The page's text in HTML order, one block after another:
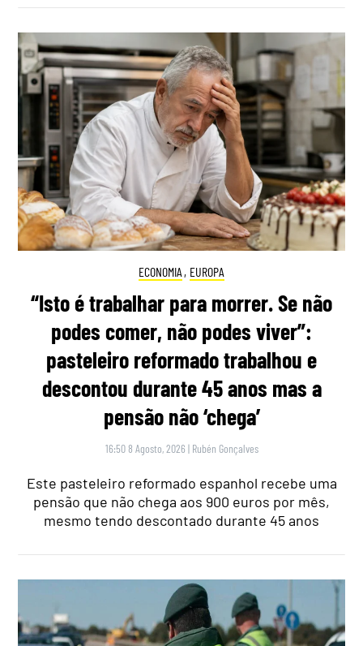
ECONOMIA , EUROPA
“Isto é trabalhar para morrer. Se não
podes comer, não podes viver”:
pasteleiro reformado trabalhou e
descontou durante 45 anos mas a
pensão não ‘chega’
16:50 8 Agosto, 2026 | Rubén Gonçalves
Este pasteleiro reformado espanhol recebe uma
pensão que não chega aos 900 euros por mês,
mesmo tendo descontado durante 45 anos